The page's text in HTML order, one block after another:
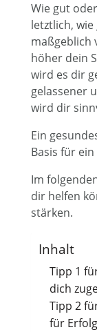
Wie gut
letztlich,
maßgeblich
höher dein
wird es dir
gelassener
wird dir
Ein
Basis für
Im
dir helfen
stärken.
Inhalt
Tipp 1
dich
Tipp 2
für